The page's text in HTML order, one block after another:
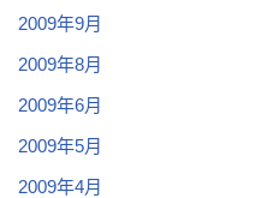
2009年9月
2009年8月
2009年6月
2009年5月
2009年4月